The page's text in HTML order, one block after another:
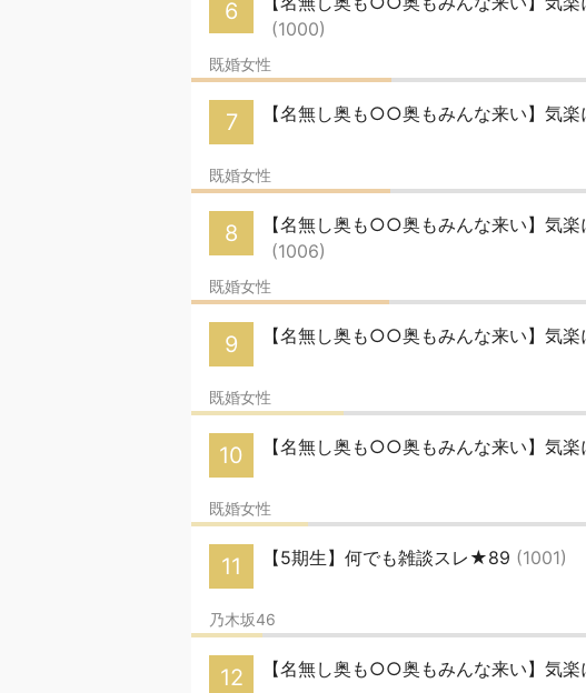
6
(1000)
既婚女性
7 【名無し奥も○○奥もみんな来い】気楽
既婚女性
8
【名無し奥も○○奥もみんな来い】気楽
(1006)
既婚女性
9 【名無し奥も○○奥もみんな来い】気
既婚女性
10 【名無し奥も○○奥もみんな来い】気
既婚女性
11 【5期生】何でも雑談スレ★89 (1001)
乃木坂46
12 【名無し奥も○○奥もみんな来い】気